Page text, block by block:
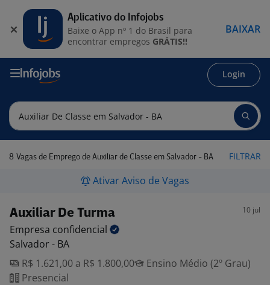
Login
8 Vagas de Emprego de Auxiliar de Classe em Salvador - BA FILTRAR
Ativar Aviso de Vagas
Auxiliar De Turma 10 jul
Empresa confidencial
Salvador - BA
R$ 1.621,00 a R$ 1.800,00
Ensino Médio (2º Grau)
Presencial
Aplicativo do Infojobs
Baixe o App nº 1 do Brasil para
encontrar empregos GRÁTIS!!
BAIXAR